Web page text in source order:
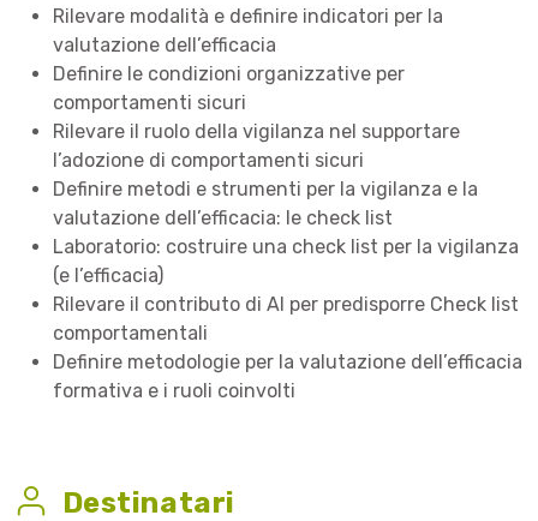
Rilevare modalità e definire indicatori per la
valutazione dell’efficacia
Definire le condizioni organizzative per
comportamenti sicuri
Rilevare il ruolo della vigilanza nel supportare
l’adozione di comportamenti sicuri
Definire metodi e strumenti per la vigilanza e la
valutazione dell’efficacia: le check list
Laboratorio: costruire una check list per la vigilanza
(e l’efficacia)
Rilevare il contributo di AI per predisporre Check list
comportamentali
Definire metodologie per la valutazione dell’efficacia
formativa e i ruoli coinvolti
Destinatari